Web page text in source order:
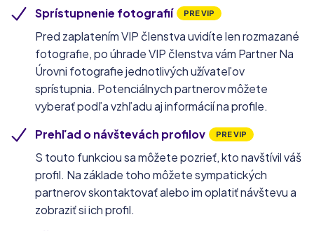
Sprístupnenie fotografií PRE VIP
Pred zaplatením VIP členstva uvidíte len rozmazané
fotografie, po úhrade VIP členstva vám Partner Na
Úrovni fotografie jednotlivých užívateľov
sprístupnia. Potenciálnych partnerov môžete
vyberať podľa vzhľadu aj informácií na profile.
Prehľad o návštevách profilov
PRE VIP
S touto funkciou sa môžete pozrieť, kto navštívil váš
profil. Na základe toho môžete sympatických
partnerov skontaktovať alebo im oplatiť návštevu a
zobraziť si ich profil.